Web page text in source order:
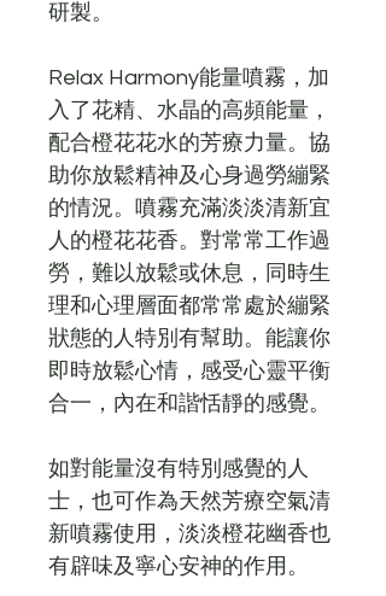
研製。
Relax Harmony能量噴霧，加
入了花精、水晶的高頻能量，
配合橙花花水的芳療力量。協
助你放鬆精神及心身過勞繃緊
的情況。噴霧充滿淡淡清新宜
人的橙花花香。對常常工作過
勞，難以放鬆或休息，同時生
理和心理層面都常常處於繃緊
狀態的人特別有幫助。能讓你
即時放鬆心情，感受心靈平衡
合一，內在和諧恬靜的感覺。
如對能量沒有特別感覺的人
士，也可作為天然芳療空氣清
新噴霧使用，淡淡橙花幽香也
有辟味及寧心安神的作用。